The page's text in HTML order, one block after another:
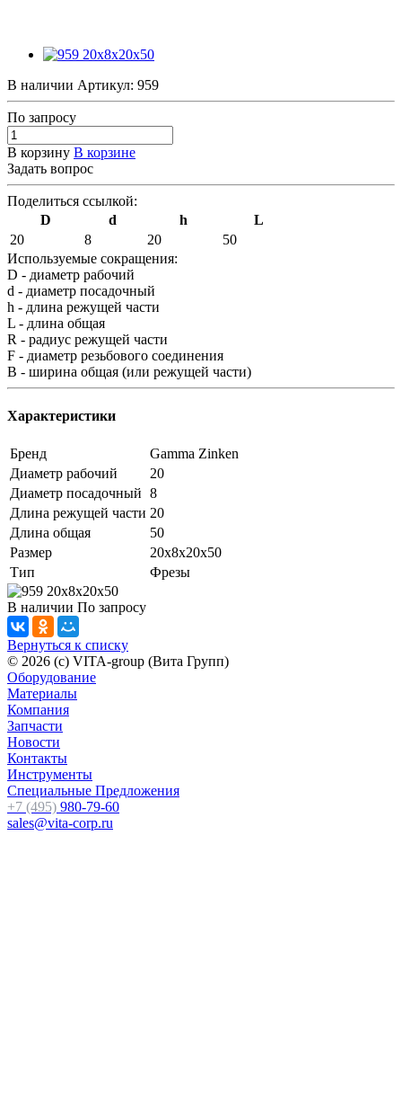
В наличии Артикул: 959
По запросу
В корзину В корзине
Задать вопрос
Поделиться ссылкой:
D
d h
L
20
8 20
50
Используемые сокращения:
D - диаметр рабочий
d - диаметр посадочный
h - длина режущей части
L - длина общая
R - радиус режущей части
F - диаметр резьбового соединения
B - ширина общая (или режущей части)
Характеристики
Бренд
Gamma Zinken
Диаметр рабочий
20
Диаметр посадочный 8
Длина режущей части 20
Длина общая
50
Размер
20x8x20x50
Тип
Фрезы
В наличии По запросу
Вернуться к списку
© 2026 (c) VITA-group (Вита Групп)
Оборудование
Материалы
Компания
Запчасти
Новости
Контакты
Инструменты
Специальные Предложения
+7 (495) 980-79-60
sales@vita-corp.ru